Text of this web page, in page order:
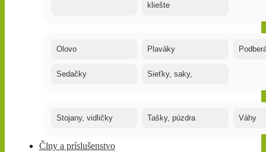
kliešte
Olovo Plaváky
Sedačky Sieťky, saky,
Stojany, vidličky Tašky, púzdra Váhy
Člny a príslušenstvo